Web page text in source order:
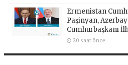
Ermenistan
Paşinyan,
Cumhurbaşkanı
20 saat önce